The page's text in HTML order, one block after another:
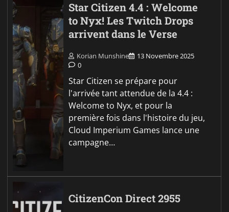
Star Citizen 4.4 : Welcome
to Nyx! Les Twitch Drops
arrivent dans le Verse
Korian Munshine
13 Novembre 2025
0
Star Citizen se prépare pour
l'arrivée tant attendue de la 4.4 :
Welcome to Nyx, et pour la
première fois dans l'histoire du jeu,
Cloud Imperium Games lance une
campagne…
CitizenCon Direct 2955